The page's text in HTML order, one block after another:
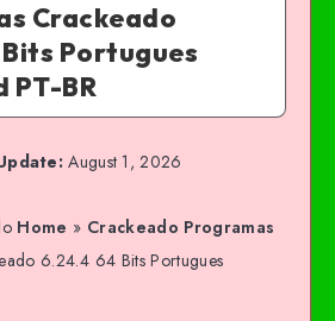
Crackeado
Portugues
PT-BR
August 1, 2026
Home » Crackeado Programas
6.24.4 64 Bits Portugues